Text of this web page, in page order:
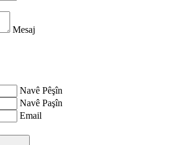
Mesaj
Navê Pêşîn
Navê Paşîn
Email